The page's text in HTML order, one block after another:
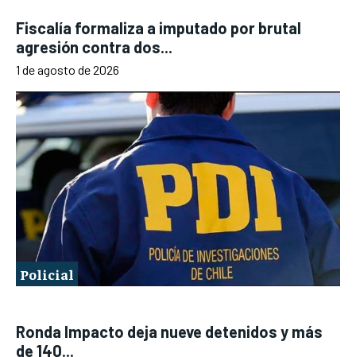
Fiscalía formaliza a imputado por brutal
agresión contra dos...
1 de agosto de 2026
Policial
Ronda Impacto deja nueve detenidos y más
de 140...